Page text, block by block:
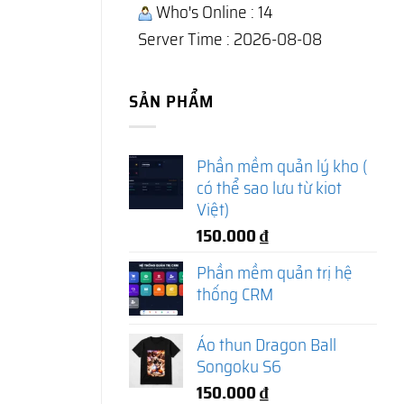
Who's Online : 14
Server Time : 2026-08-08
SẢN PHẨM
Phần mềm quản lý kho (
có thể sao lưu từ kiot
Việt)
150.000₫
Phần mềm quản trị hệ
thống CRM
Áo thun Dragon Ball
Songoku S6
150.000₫